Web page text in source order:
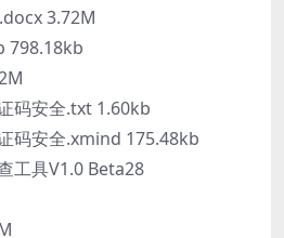
3.72M
码安全.txt 1.60kb
码安全.xmind 175.48kb
工具V1.0 Beta28